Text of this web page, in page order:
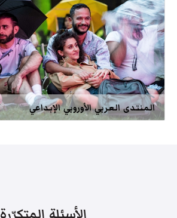
المنتدى العربي الأوروبي الإبداعي
الأسئلة المتكرّرة